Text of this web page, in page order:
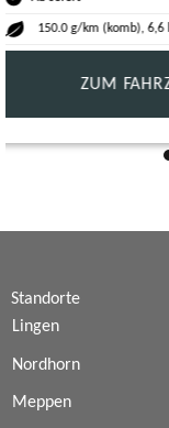
124.0 g/km
ZUM
Standorte
Lingen
Nordhorn
Meppen